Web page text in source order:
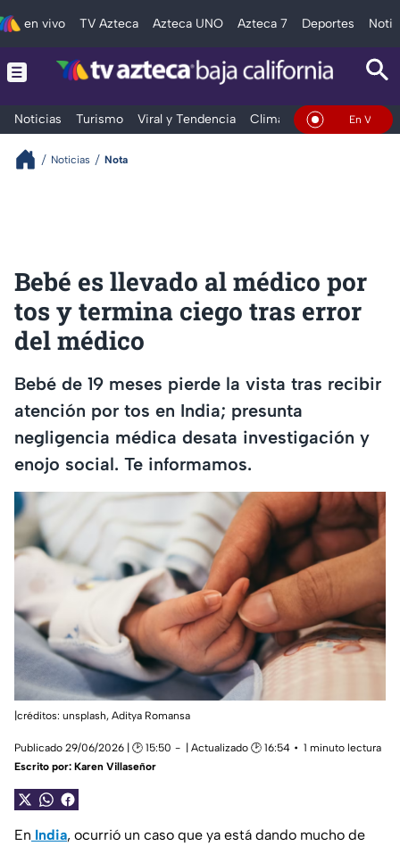
en vivo TV Azteca Azteca UNO Azteca 7 Deportes
Noticias Turismo Viral y Tendencia Clima DeportesEn Vivo
Noticias Nota
Bebé es llevado al médico por
tos y termina ciego tras error
del médico
Bebé de 19 meses pierde la vista tras recibir
atención por tos en India; presunta
negligencia médica desata investigación y
enojo social. Te informamos.
|créditos: unsplash, Aditya Romansa
Publicado 29/06/2026 | 🕑 15:50 | Actualizado 🕑 16:54
1 minuto lectura
Escrito por: Karen Villaseñor
En India, ocurrió un caso que ya está dando mucho de